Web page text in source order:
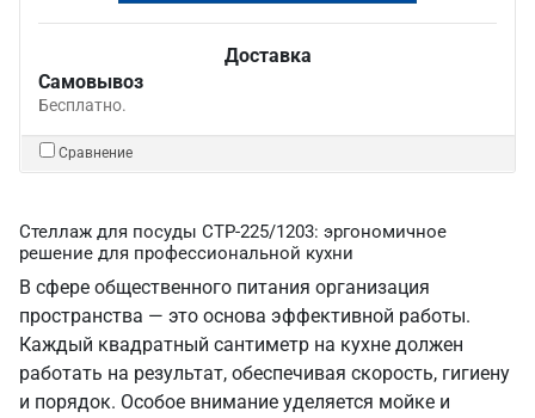
Доставка
Самовывоз
Бесплатно.
Сравнение
Стеллаж для посуды СТР-225/1203: эргономичное
решение для профессиональной кухни
В сфере общественного питания организация
пространства — это основа эффективной работы.
Каждый квадратный сантиметр на кухне должен
работать на результат, обеспечивая скорость, гигиену
и порядок. Особое внимание уделяется мойке и